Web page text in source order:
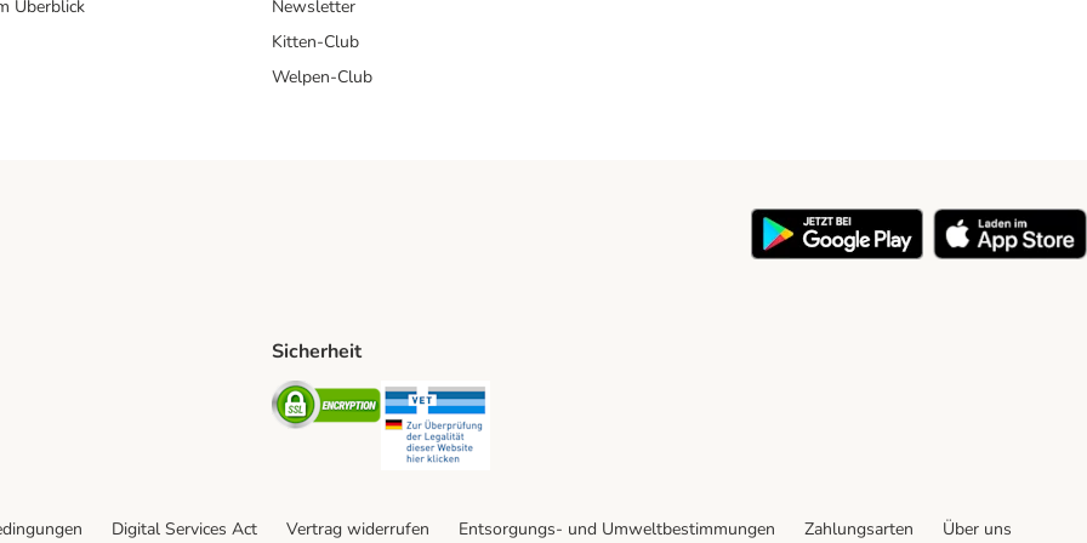
Überblick
Newsletter
Kitten-Club
Welpen-Club
Post Shipping Method
Sicherheit
Security
Digital Services Act Vertrag widerrufen Entsorgungs- und Umweltbestimmungen Zahlungsarten Über uns